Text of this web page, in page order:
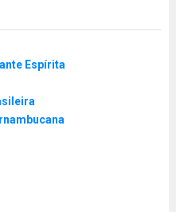
Espírita